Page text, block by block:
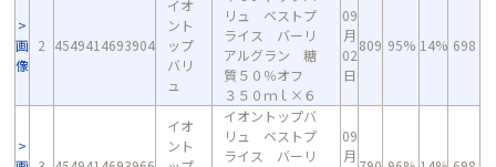
画
像
2 4549414693904
イオ
ント
ップ
バリ
ュ
リュ ベストプ
ライス バーリ
アルグラン 糖
質５０％オフ
３５０ｍｌ×６
09
月
02
日
809 95% 14% 698
イオ
ント
イオントップバ
リュ ベストプ
ライス バーリ
09
月